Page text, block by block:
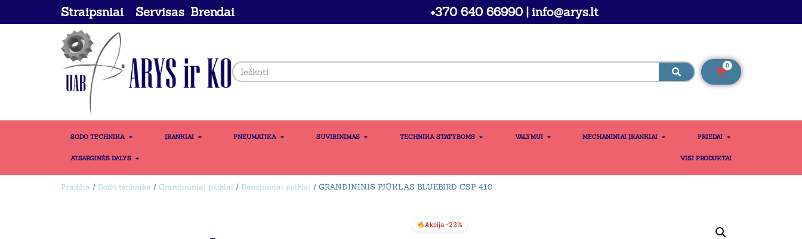
Straipsniai Servisas Brendai +370 640 66990 | info@arys.lt
0
SODO TECHNIKA ĮRANKIAI PNEUMATIKA SUVIRINIMAS TECHNIKA STATYBOMS VALYMUI MECHANINIAI ĮRANKIAI PRIEDAI
ATSARGINĖS DALYS VISI PRODUKTAI
Pradžia / Sodo technika / Grandininiai pjūklai / Benzininiai pjūklai / GRANDININIS PJŪKLAS BLUEBIRD CSP 410
Akcija -23%